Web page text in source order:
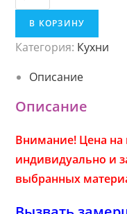
о
и
с
в
о
1
3
В КОРЗИНУ
Категория: Кухни
Описание
Описание
Внимание! Цена на
индивидуально и
выбранных